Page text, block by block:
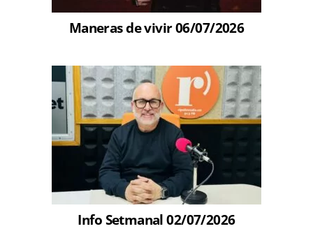
Maneras de vivir 06/07/2026
Info Setmanal 02/07/2026